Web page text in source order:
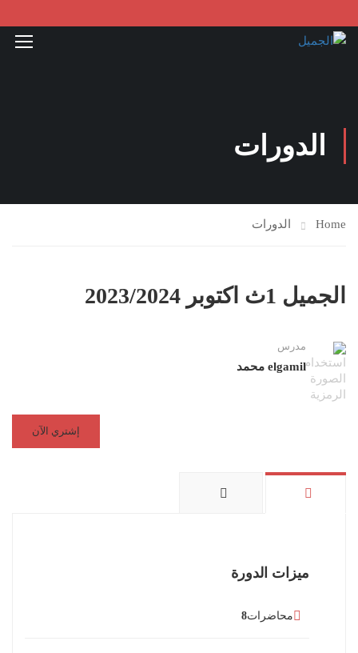
الدورات
Home الدورات
الجميل 1ث اكتوبر 2023/2024
مدرس
elgamil محمد
إشتري الآن
ميزات الدورة
محاضرات8